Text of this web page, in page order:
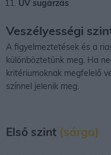
UV sugárzás
Veszélyességi
A figyelmeztetések és a
különböztetünk meg. Ha
kritériumoknak megfelelő
színnel jelenik meg.
Első szint (sárga)